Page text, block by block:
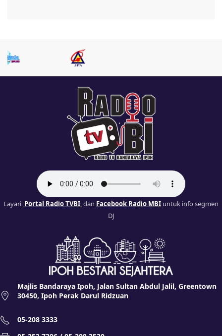
Layari Portal Radio TVBI dan Facebook Radio MBI untuk info segmen
DJ
Majlis Bandaraya Ipoh, Jalan Sultan Abdul Jalil, Greentown
30450, Ipoh Perak Darul Ridzuan
05-208 3333